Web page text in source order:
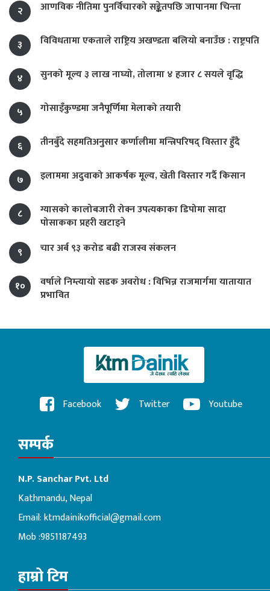
२ आणविक नीतिमा पुनर्विचारको सङ्केतपछि जापानमा चिन्ता
३ विविधतामा एकताले राष्ट्रिय अखण्डता बलियो बनाउँछ : राष्ट्रपति
४ सुनको मूल्य ३ लाख नाघ्यो, तोलामा ४ हजार ८ सयले वृद्धि
५ गोसाइँकुण्डमा जनैपूर्णिमा मेलाको तयारी
६ तीनबुँदे सहमतिअनुसार कर्णालीमा मन्त्रिपरिषद् विस्तार हुँदै
७ इलाममा अदुवाको आकर्षक मूल्य, खेती विस्तार गर्दै किसान
८
ग्यासको कालोबजारी रोक्न उपत्यकाका डिपोमा सादा
पोसाकका प्रहरी खटाइने
९
चार अर्ब ९३ करोड बढी राजस्व संकलन
१०
वर्षाले निम्त्यायो सडक अवरोध : विभिन्न राजमार्गमा यातायात
प्रभावित
Facebook Twitter Youtube
सम्पर्क
N.P. Sanchar Pvt. Ltd
Kathmandu, Nepal
Email:ktmdainikofficial@gmail.com
Mob :9851187493
हाम्रो टिम